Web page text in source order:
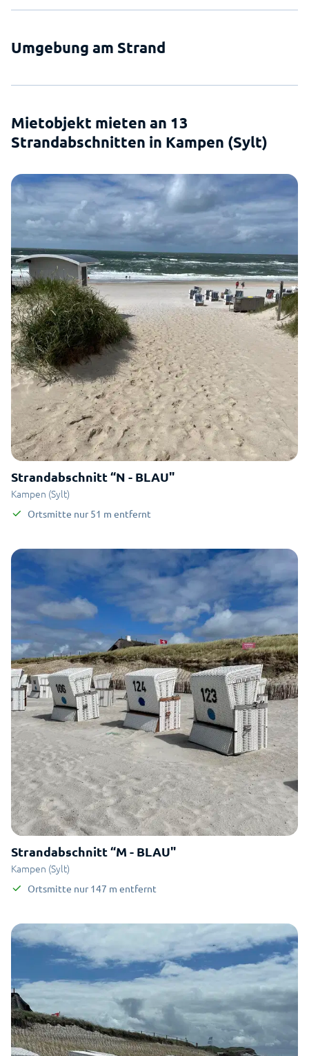
Umgebung am Strand
Mietobjekt mieten an 13
Strandabschnitten in Kampen (Sylt)
Strandabschnitt “N - BLAU"
Kampen (Sylt)
Ortsmitte nur 51 m entfernt
Strandabschnitt “M - BLAU"
Kampen (Sylt)
Ortsmitte nur 147 m entfernt